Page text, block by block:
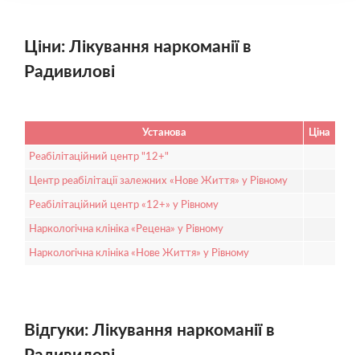
Ціни: Лікування наркоманії в
Радивилові
Установа Ціна
Реабілітаційний центр "12+"
Центр реабілітації залежних «Нове Життя» у Рівному
Реабілітаційний центр «12+» у Рівному
Наркологічна клініка «Рецена» у Рівному
Наркологічна клініка «Нове Життя» у Рівному
Відгуки: Лікування наркоманії в